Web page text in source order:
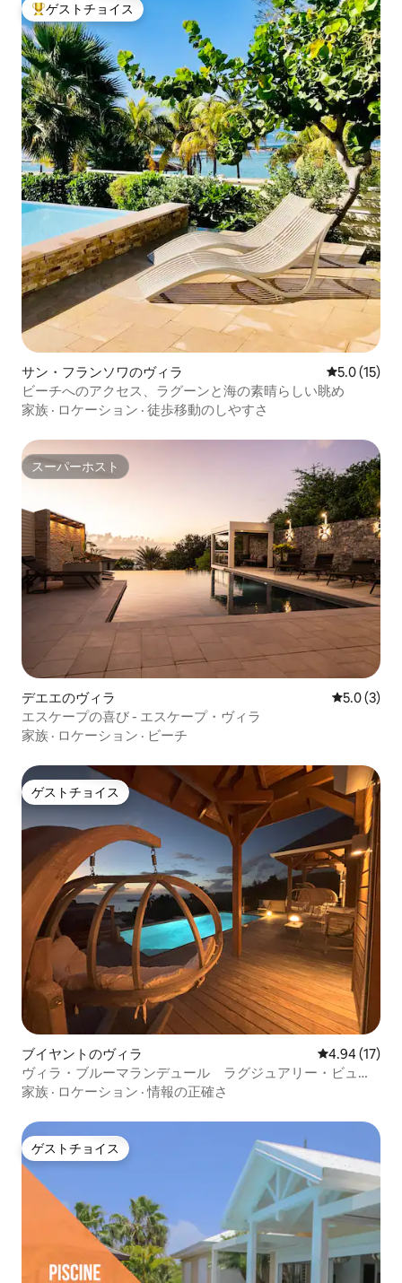
大好評のゲストチョイスです。
ゲストチョイス
サン・フランソワのヴィラ レビュー15
5.0 (15)
ビーチへのアクセス、ラグーンと海の素晴らしい眺め
家族 · ロケーション · 徒歩移動のしやすさ
スーパーホスト
スーパーホスト
デエエのヴィラ レビュー3
5.0 (3)
エスケープの喜び - エスケープ・ヴィラ
家族 · ロケーション · ビーチ
ゲストチョイス
ゲストチョイス
ブイヤントのヴィラ レビュー17
4.94 (17)
ヴィラ・ブルーマランデュール ラグジュアリー・ビュー
マール／クストー自然保護区
家族 · ロケーション ·情報の正確さ
ゲストチョイス
ゲストチョイス